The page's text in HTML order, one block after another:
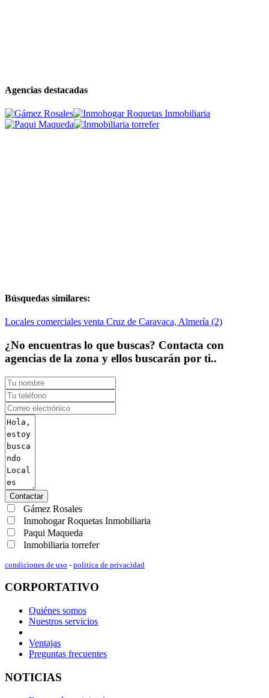
Agencias destacadas
Búsquedas similares:
Locales comerciales venta Cruz de Caravaca, Almería (2)
¿No encuentras lo que buscas? Contacta con
agencias de la zona y ellos buscarán por ti..
Contactar
Gámez Rosales
Inmohogar Roquetas Inmobiliaria
Paqui Maqueda
Inmobiliaria torrefer
condiciones de uso - politica de privacidad
CORPORTATIVO
Quiénes somos
Nuestros servicios
Ventajas
Preguntas frecuentes
NOTICIAS